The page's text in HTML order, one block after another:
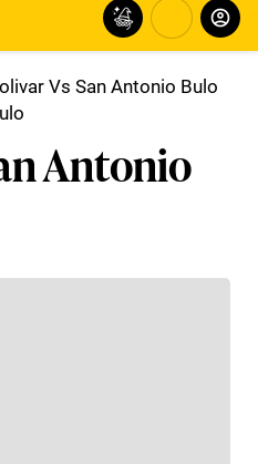
Vs San Antonio Bulo
Antonio